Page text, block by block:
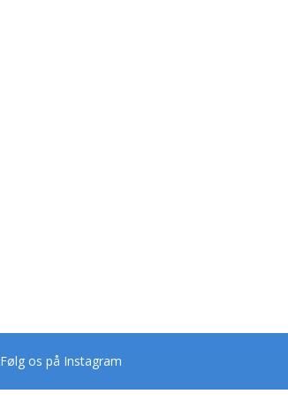
Følg os på Instagram